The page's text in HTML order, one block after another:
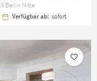
Berlin Mitte
Verfügbar ab: sofort